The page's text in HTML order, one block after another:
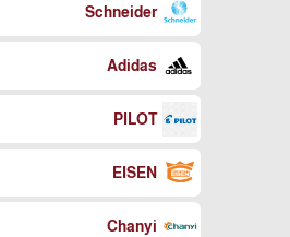
Schneider
Adidas
PILOT
EISEN
Chanyi